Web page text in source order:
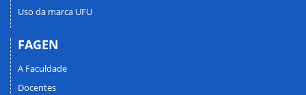
Uso da marca UFU
FAGEN
A Faculdade
Docentes